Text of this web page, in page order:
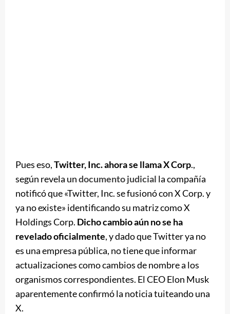
Pues eso,Twitter, Inc. ahora se llama X Corp.,
según revela undocumento judicial la compañía
notificó que «Twitter, Inc. se fusionó con X Corp. y
ya no existe» identificando su matriz como X
Holdings Corp. Dicho cambio aún no se ha
revelado oficialmente, y dado que Twitter ya no
es una empresa pública, no tiene que informar
actualizaciones como cambios de nombre a los
organismos correspondientes. El CEO Elon Musk
aparentemente confirmó la noticia tuiteando una
X.